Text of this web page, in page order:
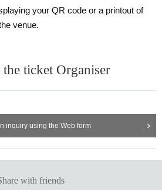
your QR code or a printout of
venue.
ticket Organiser
inquiry using the Web form
with friends